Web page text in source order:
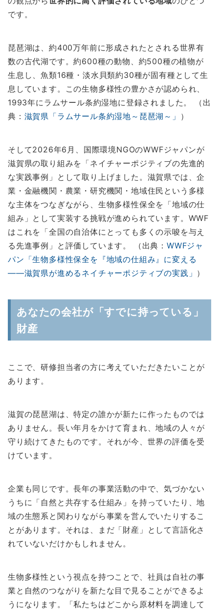
です。
琵琶湖は、約400万年前に形成されたとされる世界有
数の古代湖です。約600種の動物、約500種の植物が
生息し、魚類16種・淡水貝類約30種が固有種として生
息しています。この生物多様性の豊かさが認められ、
1993年にラムサール条約湿地に登録されました。 （出
典： 滋賀県「ラムサール条約湿地～琵琶湖～」 ）
そして2026年6月、国際環境NGOのWWFジャパンが
滋賀県の取り組みを「ネイチャーポジティブの先進的
な実践事例」として取り上げました。滋賀県では、企
業・金融機関・農業・研究機関・地域住民という多様
な主体をつなぎながら、生物多様性保全を「地域の仕
組み」として実装する挑戦が進められています。WWF
はこれを「全国の自治体にとっても多くの示唆を与え
る先進事例」と評価しています。 （出典： WWFジャ
パン「生物多様性保全を『地域の仕組み』に変える
――滋賀県が進めるネイチャーポジティブの実践」 ）
あなたの会社が「すでに持っている」
財産
ここで、研修担当者の方に考えていただきたいことが
あります。
滋賀の琵琶湖は、特定の誰かが新たに作ったものでは
ありません。長い年月をかけて育まれ、地域の人々が
守り続けてきたものです。それが今、世界の評価を受
けています。
企業も同じです。長年の事業活動の中で、気づかない
うちに「自然と共存する仕組み」を持っていたり、地
域の生態系と関わりながら事業を営んでいたりするこ
とがあります。それは、まだ「財産」として言語化さ
れていないだけかもしれません。
生物多様性という視点を持つことで、社員は自社の事
業と自然のつながりを新たな目で見ることができるよ
うになります。「私たちはどこから原材料を調達して